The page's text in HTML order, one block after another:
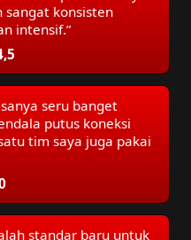
sangat konsisten
intensif.”
seru banget
putus koneksi
tim saya juga pakai
standar baru untuk